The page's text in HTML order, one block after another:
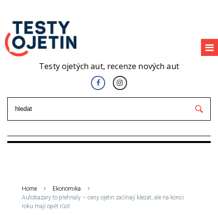
Testy ojetých aut, recenze nových aut
Home
Ekonomika
Autobazary to přehnaly – ceny ojetin začínají klesat, ale na konci
roku mají opět růst